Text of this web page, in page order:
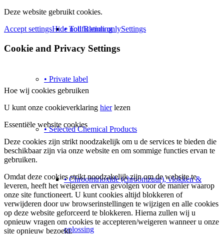
• Toll Blending
• Private label
• Selected Chemical Products
• Chroomtrioxide (chroomzuur), vlokken &
oplossing
Deze website gebruikt cookies.
Accept settingsHide notification onlySettings
Cookie and Privacy Settings
Hoe wij cookies gebruiken
U kunt onze cookieverklaring hierlezen
Essentiële website cookies
Deze cookies zijn strikt noodzakelijk om u de services te bieden die
beschikbaar zijn via onze website en om sommige functies ervan te
gebruiken.
Omdat deze cookies strikt noodzakelijk zijn om de website te
leveren, heeft het weigeren ervan gevolgen voor de manier waarop
onze site functioneert. U kunt cookies altijd blokkeren of
verwijderen door uw browserinstellingen te wijzigen en alle cookies
op deze website geforceerd te blokkeren. Hierna zullen wij u
opnieuw vragen om cookies te accepteren/weigeren wanneer u onze
site opnieuw bezoekt.